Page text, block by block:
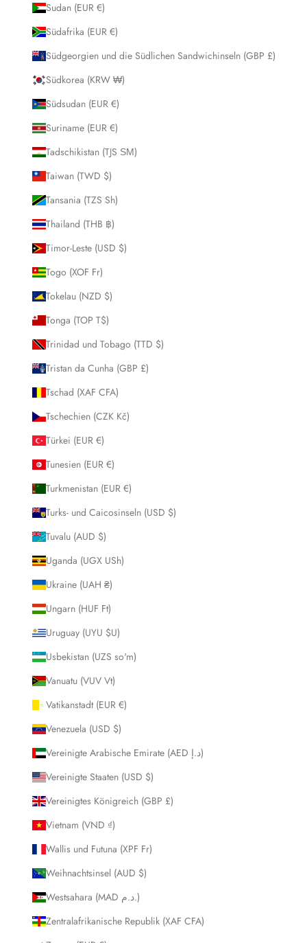
Sudan (EUR €)
Südafrika (EUR €)
Südgeorgien und die Südlichen Sandwichinseln (GBP £)
Südkorea (KRW ₩)
Südsudan (EUR €)
Suriname (EUR €)
Tadschikistan (TJS ЅМ)
Taiwan (TWD $)
Tansania (TZS Sh)
Thailand (THB ฿)
Timor-Leste (USD $)
Togo (XOF Fr)
Tokelau (NZD $)
Tonga (TOP T$)
Trinidad und Tobago (TTD $)
Tristan da Cunha (GBP £)
Tschad (XAF CFA)
Tschechien (CZK Kč)
Türkei (EUR €)
Tunesien (EUR €)
Turkmenistan (EUR €)
Turks- und Caicosinseln (USD $)
Tuvalu (AUD $)
Uganda (UGX USh)
Ukraine (UAH ₴)
Ungarn (HUF Ft)
Uruguay (UYU $U)
Usbekistan (UZS so'm)
Vanuatu (VUV Vt)
Vatikanstadt (EUR €)
Venezuela (USD $)
Vereinigte Arabische Emirate (AED د.إ)
Vereinigte Staaten (USD $)
Vereinigtes Königreich (GBP £)
Vietnam (VND ₫)
Wallis und Futuna (XPF Fr)
Weihnachtsinsel (AUD $)
Westsahara (MAD د.م.)
Zentralafrikanische Republik (XAF CFA)